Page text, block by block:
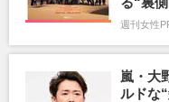
週刊女性
嵐・大
ルドな